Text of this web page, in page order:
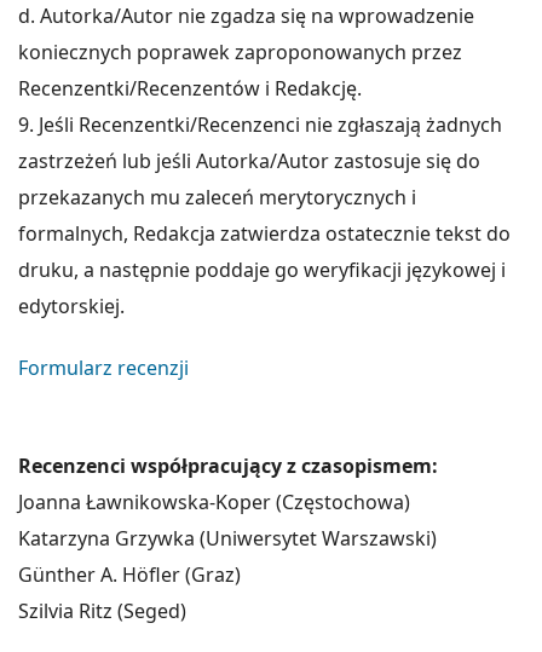
d. Autorka/Autor nie zgadza się na wprowadzenie
koniecznych poprawek zaproponowanych przez
Recenzentki/Recenzentów i Redakcję.
9. Jeśli Recenzentki/Recenzenci nie zgłaszają żadnych
zastrzeżeń lub jeśli Autorka/Autor zastosuje się do
przekazanych mu zaleceń merytorycznych i
formalnych, Redakcja zatwierdza ostatecznie tekst do
druku, a następnie poddaje go weryfikacji językowej i
edytorskiej.
Formularz recenzji
Recenzenci współpracujący z czasopismem:
Joanna Ławnikowska-Koper (Częstochowa)
Katarzyna Grzywka (Uniwersytet Warszawski)
Günther A. Höfler (Graz)
Szilvia Ritz (Seged)